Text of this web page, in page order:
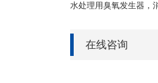
水处理用臭氧发生器，
在线咨询